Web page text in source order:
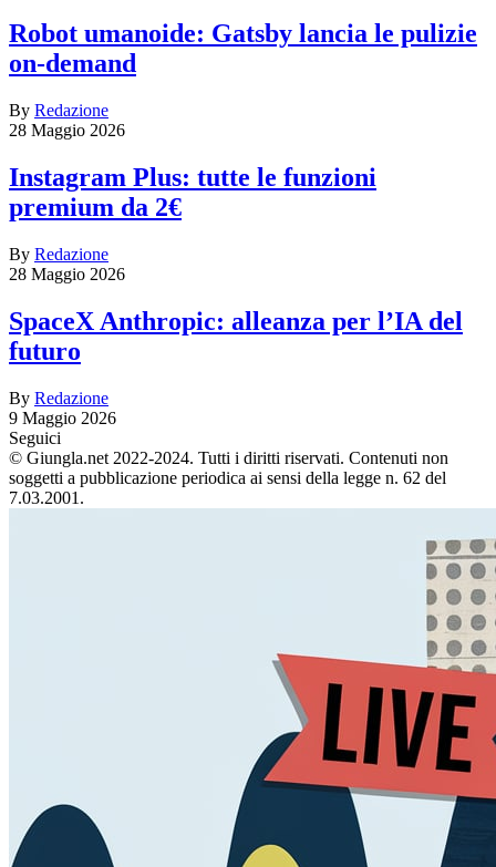
Robot umanoide: Gatsby lancia le pulizie
on-demand
By Redazione
28 Maggio 2026
Instagram Plus: tutte le funzioni
premium da 2€
By Redazione
28 Maggio 2026
SpaceX Anthropic: alleanza per l’IA del
futuro
By Redazione
9 Maggio 2026
Seguici
© Giungla.net 2022-2024. Tutti i diritti riservati. Contenuti non
soggetti a pubblicazione periodica ai sensi della legge n. 62 del
7.03.2001.